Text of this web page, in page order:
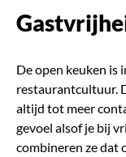
De open keuken is
restaurantcultuur.
altijd tot meer
gevoel alsof je bij
combineren ze dat